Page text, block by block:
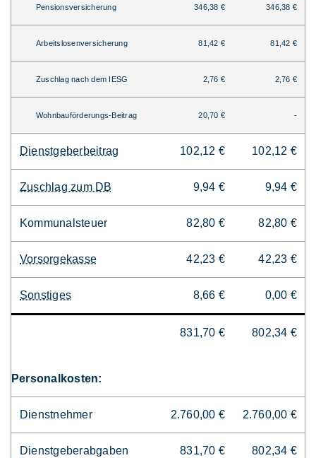
Pensionsversicherung 346,38 € 346,38 €
Arbeitslosenversicherung 81,42 € 81,42 €
Zuschlag nach dem IESG 2,76 € 2,76 €
Wohnbauförderungs-Beitrag 20,70 € -
Dienstgeberbeitrag 102,12 € 102,12 €
Zuschlag zum DB 9,94 € 9,94 €
Kommunalsteuer 82,80 € 82,80 €
Vorsorgekasse 42,23 € 42,23 €
Sonstiges 8,66 € 0,00 €
831,70 € 802,34 €
Personalkosten:
Dienstnehmer 2.760,00 € 2.760,00 €
Dienstgeberabgaben 831,70 € 802,34 €